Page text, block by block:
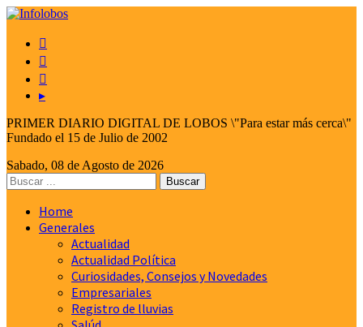



▸
PRIMER DIARIO DIGITAL DE LOBOS \"Para estar más cerca\"
Fundado el 15 de Julio de 2002
Sabado, 08 de Agosto de 2026
Home
Generales
Actualidad
Actualidad Política
Curiosidades, Consejos y Novedades
Empresariales
Registro de lluvias